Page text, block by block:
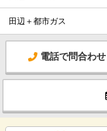
田辺＋都市ガス
電話で問合わせ